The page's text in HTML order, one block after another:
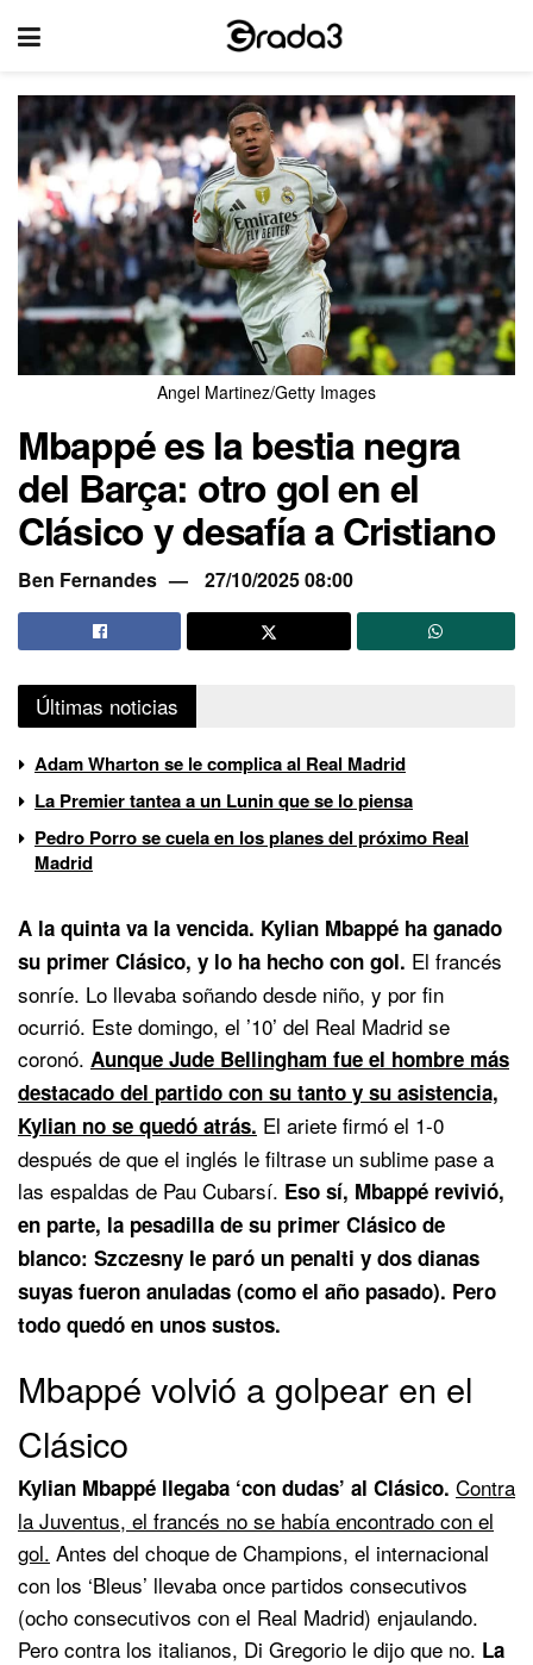
Angel Martinez/Getty Images
Mbappé es la bestia negra
del Barça: otro gol en el
Clásico y desafía a Cristiano
Ben Fernandes 27/10/2025 08:00
Últimas noticias
Adam Wharton se le complica al Real Madrid
La Premier tantea a un Lunin que se lo piensa
Pedro Porro se cuela en los planes del próximo Real
Madrid
A la quinta va la vencida. Kylian Mbappé ha ganado
su primer Clásico, y lo ha hecho con gol. El francés
sonríe. Lo llevaba soñando desde niño, y por fin
ocurrió. Este domingo, el ’10’ del Real Madrid se
coronó. Aunque Jude Bellingham fue el hombre más
destacado del partido con su tanto y su asistencia,
Kylian no se quedó atrás. El ariete firmó el 1-0
después de que el inglés le filtrase un sublime pase a
las espaldas de Pau Cubarsí. Eso sí, Mbappé revivió,
en parte, la pesadilla de su primer Clásico de
blanco: Szczesny le paró un penalti y dos dianas
suyas fueron anuladas (como el año pasado). Pero
todo quedó en unos sustos.
Mbappé volvió a golpear en el
Clásico
Kylian Mbappé llegaba ‘con dudas’ al Clásico. Contra
la Juventus, el francés no se había encontrado con el
gol. Antes del choque de Champions, el internacional
con los ‘Bleus’ llevaba once partidos consecutivos
(ocho consecutivos con el Real Madrid) enjaulando.
Pero contra los italianos, Di Gregorio le dijo que no. La